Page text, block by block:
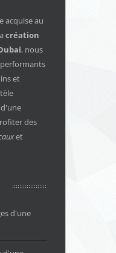
acquise au
création
, nous
et
des
et
d'une